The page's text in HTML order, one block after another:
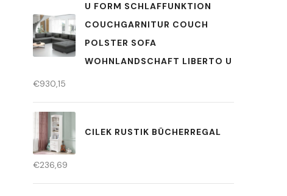
U FORM SCHLAFFUNKTION
COUCHGARNITUR COUCH
POLSTER SOFA
WOHNLANDSCHAFT LIBERTO U
€930,15
CILEK RUSTIK BÜCHERREGAL
€236,69